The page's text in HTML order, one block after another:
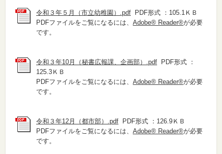
令和３年５月（市立幼稚園）.pdf PDF形式 ：105.1ＫＢ
PDFファイルをご覧になるには、 Adobe® Reader®が必要
です。
令和３年10月（秘書広報課、企画部）.pdf PDF形式 ：
125.3ＫＢ
PDFファイルをご覧になるには、 Adobe® Reader®が必要
です。
令和３年12月（都市部）.pdf PDF形式 ：126.9ＫＢ
PDFファイルをご覧になるには、 Adobe® Reader®が必要
です。